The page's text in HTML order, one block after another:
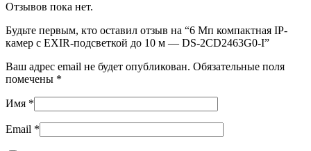
Отзывов пока нет.
Будьте первым, кто оставил отзыв на “6 Мп компактная IP-
камер с EXIR-подсветкой до 10 м — DS-2CD2463G0-I”
Ваш адрес email не будет опубликован. Обязательные поля
помечены *
Имя *
Email *